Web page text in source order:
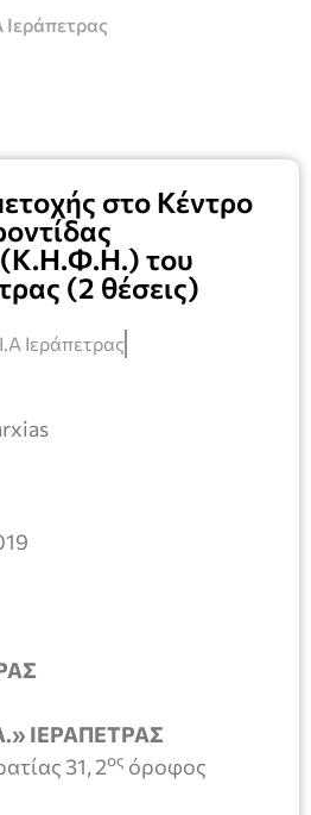
στο Κέντρο
(Κ.Η.Φ.Η.) του
(2 θέσεις)
Ιεράπετρας
ΙΕΡΑΠΕΤΡΑΣ
31, 2ος όροφος